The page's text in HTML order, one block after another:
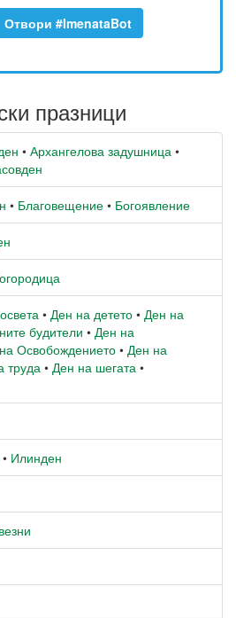
Отвори #ImenataBot
празници
• Архангелова задушница •
• Благовещение • Богоявление
• Ден на детето • Ден на
будители • Ден на
Освобождението • Ден на
труда • Ден на шегата •
• Илинден